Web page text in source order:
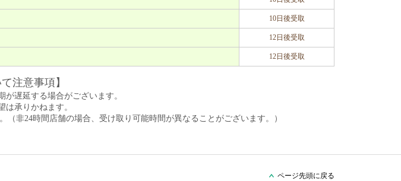
10日後受取
12日後受取
12日後受取
注意事項】
が遅延する場合がございます。
は承りかねます。
非24時間店舗の場合、受け取り可能時間が異なることがございます。）
ページ先頭に戻る